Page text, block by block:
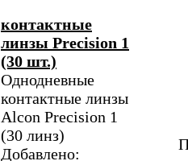
контактные
линзы Precision 1
(30 шт.)
Однодневные
контактные линзы
Alcon Precision 1
(30 линз)
Добавлено: